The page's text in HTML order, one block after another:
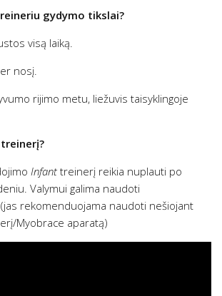
gydymo tikslai?
visą laiką.
nosį.
rijimo metu, liežuvis taisyklingoje
Infant treinerį reikia nuplauti po
Valymui galima naudoti
rekomenduojama naudoti nešiojant
Myobrace aparatą)